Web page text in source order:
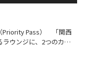
Priority Pass） 「関西
ラウンジに、2つのカ…